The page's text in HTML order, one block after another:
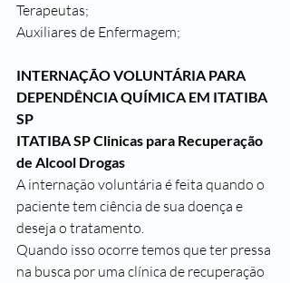
Terapeutas;
Auxiliares de Enfermagem;
INTERNAÇÃO VOLUNTÁRIA PARA
DEPENDÊNCIA QUÍMICA EM ITATIBA
SP
ITATIBA SP Clinicas para Recuperação
de Alcool Drogas
A internação voluntária é feita quando o
paciente tem ciência de sua doença e
deseja o tratamento.
Quando isso ocorre temos que ter pressa
na busca por uma clínica de recuperação